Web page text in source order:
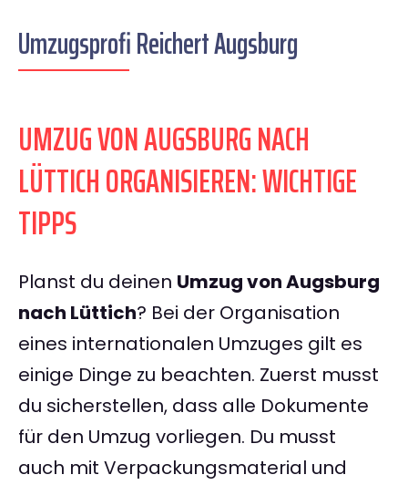
Umzugsprofi Reichert Augsburg
UMZUG VON AUGSBURG NACH
LÜTTICH ORGANISIEREN: WICHTIGE
TIPPS
Planst du deinen Umzug von Augsburg
nach Lüttich? Bei der Organisation
eines internationalen Umzuges gilt es
einige Dinge zu beachten. Zuerst musst
du sicherstellen, dass alle Dokumente
für den Umzug vorliegen. Du musst
auch mit Verpackungsmaterial und